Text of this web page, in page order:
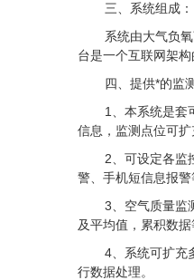
三、系统组成：
系统由大气负
台是一个互联网架
四、提供*的监
1、本系统是套
信息，监测点位可
2、可设定各监
警、手机短信息报
3、空气质量监
及平均值，累积数
4、系统可扩充
行数据处理。